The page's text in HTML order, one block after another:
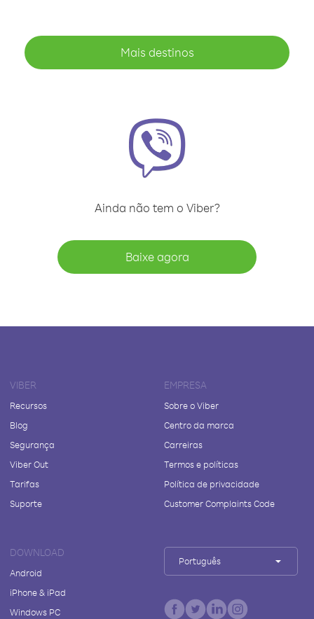
Mais destinos
Ainda não tem o Viber?
Baixe agora
VIBER
Recursos
Blog
Segurança
Viber Out
Tarifas
Suporte
EMPRESA
Sobre o Viber
Centro da marca
Carreiras
Termos e políticas
Política de privacidade
Customer Complaints Code
DOWNLOAD
Android
iPhone & iPad
Windows PC
Português